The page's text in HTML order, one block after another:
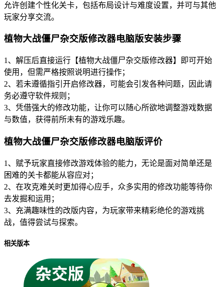
允许创建个性化关卡，包括布局设计与难度设置，并可与其他
玩家分享交流。
植物大战僵尸杂交版修改器电脑版安装步骤
1、解压后直接运行【植物大战僵尸杂交版修改器】即可开始
使用，但需严格按照说明进行操作；
2、若未遵循指引开启修改器，可能会引发各种问题，因此请
务必遵守软件规则；
3、凭借强大的修改功能，让你可以随心所欲地调整游戏数据
与数值，获得前所未有的游戏乐趣。
植物大战僵尸杂交版修改器电脑版评价
1、赋予玩家直接修改游戏体验的能力，无论是面对简单还是
困难的关卡都能从容应对；
2、在攻克难关时更加得心应手，众多实用的修改功能等待你
去发掘和运用；
3、充满趣味性的改版内容，为玩家带来精彩绝伦的游戏挑
战，值得尝试与探索。
相关版本